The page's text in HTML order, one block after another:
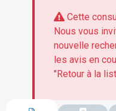
94400 vitry-sur-
Cette
Nous vous
nouvelle
les avis en
"Retour à la